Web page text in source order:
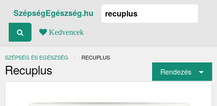
SzépségEgészség.hu
Kedvencek
SZÉPSÉG ÉS EGÉSZSÉG JELENLEGI:
RECUPLUS
Recuplus Rendezés